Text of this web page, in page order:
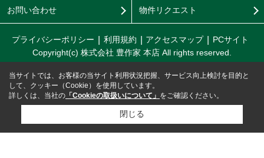
お問い合わせ 物件リクエスト
プライバシーポリシー 利用規約 アクセスマップ
PCサイト
Copyright(c) 株式会社 豊作家 本店 All rights reserved.
当サイトでは、お客様の当サイト利用状況把握、サービス向上検討を目的と
して、クッキー（Cookie）を使用しています。
詳しくは、当社の 「Cookieの取扱いについて」 をご確認ください。
閉じる